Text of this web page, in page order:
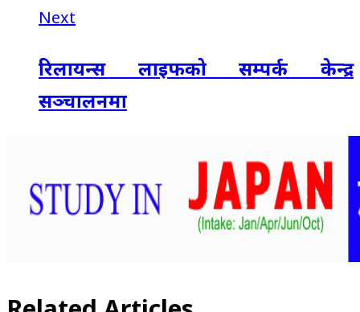
Next
रिलायन्स लाइफको सम्पर्क केन्द्र
सञ्चालनमा